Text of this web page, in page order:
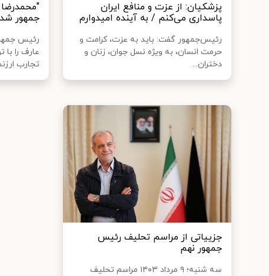
پزشکیان: از عزت و منافع ایران
پاسداری می‌کنم / به آینده امیدوارم
رئیس‌جمهور گفت: باید به عزت، کرامت و
حرمت انسان، به ویژه نسل جوان، زنان و
دختران...
جمهور شد
رئیس
عارف را
تجارب
جزییاتی از مراسم تحلیف رئیس
جمهور نهم
سه شنبه؛ ۹ مرداد ۱۴۰۳ مراسم تحلیف